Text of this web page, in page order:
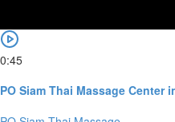
0:45
PO Siam Thai Massage Center